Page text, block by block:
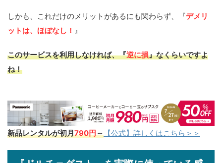
しかも、これだけのメリットがあるにも関わらず、『デメリ
ットは、ほぼなし！ 』
このサービスを利用しなければ、『逆に損』なくらいですよ
ね！
新品レンタルが初月790円～ 【公式】詳しくはこちら＞＞